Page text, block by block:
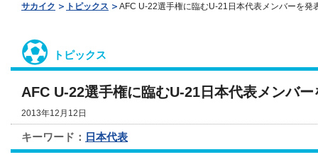
サカイク トピックス AFC U-22選手権に臨むU-21日本代表メンバーを発
トピックス
AFC U-22選手権に臨むU-21日本代表メンバー
2013年12月12日
キーワード： 日本代表